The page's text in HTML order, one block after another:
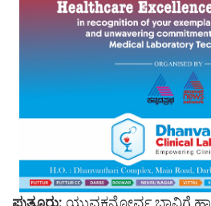
ಪುತ್ತೂರು: ಯುವಕನೋರ್ವ ಬಾವಿಗೆ